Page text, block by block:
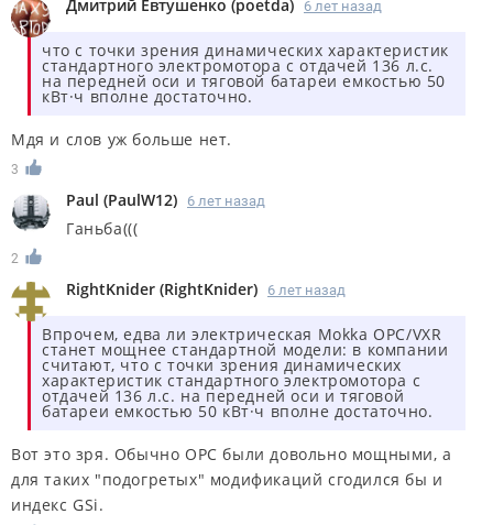
Дмитрий Евтушенко (poetda) 6 лет назад
что с точки зрения динамических характеристик
стандартного электромотора с отдачей 136 л.с.
на передней оси и тяговой батареи емкостью 50
кВт·ч вполне достаточно.
Мдя и слов уж больше нет.
3
Paul (PaulW12) 6 лет назад
Ганьба(((
2
RightKnider (RightKnider) 6 лет назад
Впрочем, едва ли электрическая Mokka OPC/VXR
станет мощнее стандартной модели: в компании
считают, что с точки зрения динамических
характеристик стандартного электромотора с
отдачей 136 л.с. на передней оси и тяговой
батареи емкостью 50 кВт·ч вполне достаточно.
Вот это зря. Обычно OPC были довольно мощными, а
для таких "подогретых" модификаций сгодился бы и
индекс GSi.